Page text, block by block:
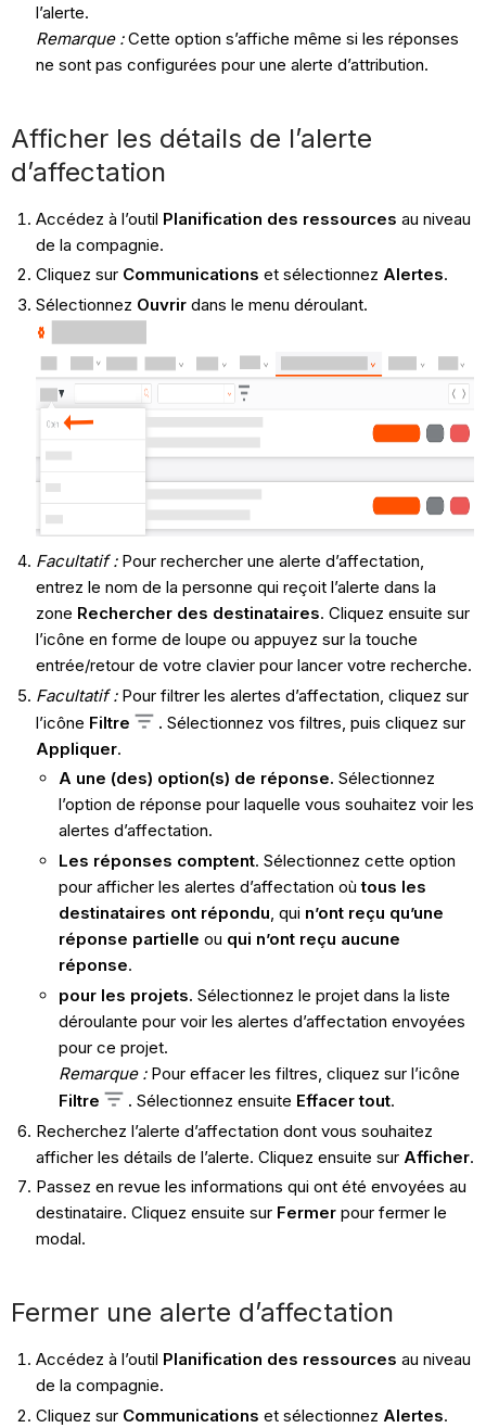
l’alerte.
Remarque :Cette option s’affiche même si les réponses
ne sont pas configurées pour une alerte d’attribution.
Afficher les détails de l’alerte
d’affectation
Accédez à l’outil Planification des ressources au niveau
de la compagnie.
Cliquez sur Communications et sélectionnez Alertes.
Sélectionnez Ouvrirdans le menu déroulant.
Facultatif :Pour rechercher une alerte d’affectation,
entrez le nom de la personne qui reçoit l’alerte dans la
zone Rechercher des destinataires. Cliquez ensuite sur
l’icône en forme de loupe ou appuyez sur la touche
entrée/retour de votre clavier pour lancer votre recherche.
Facultatif :Pour filtrer les alertes d’affectation, cliquez sur
l’icône Filtre . Sélectionnez vos filtres, puis cliquez sur
Appliquer.
A une (des) option(s) de réponse. Sélectionnez
l’option de réponse pour laquelle vous souhaitez voir les
alertes d’affectation.
Les réponses comptent. Sélectionnez cette option
pour afficher les alertes d’affectation oùtous les
destinataires ont répondu, qui n’ont reçu qu’une
réponse partielle ou qui n’ont reçu aucune
réponse.
pour les projets. Sélectionnez le projet dans la liste
déroulante pour voir les alertes d’affectation envoyées
pour ce projet.
Remarque : Pour effacer les filtres, cliquez sur l’icône
Filtre
. Sélectionnez ensuite Effacer tout.
Recherchez l’alerte d’affectation dont vous souhaitez
afficher les détails de l’alerte. Cliquez ensuite sur Afficher.
Passez en revue les informations qui ont été envoyées au
destinataire. Cliquez ensuite sur Fermerpour fermer le
modal.
Fermer une alerte d’affectation
Accédez à l’outil Planification des ressources au niveau
de la compagnie.
Cliquez sur Communications et sélectionnez Alertes.